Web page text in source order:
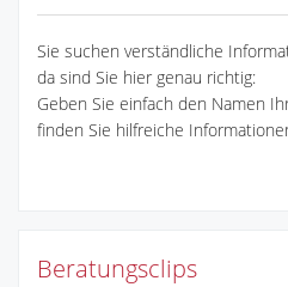
Sie suchen verständliche
da sind Sie hier genau richtig:
Geben Sie einfach den Namen
finden Sie hilfreiche
Beratungsclips